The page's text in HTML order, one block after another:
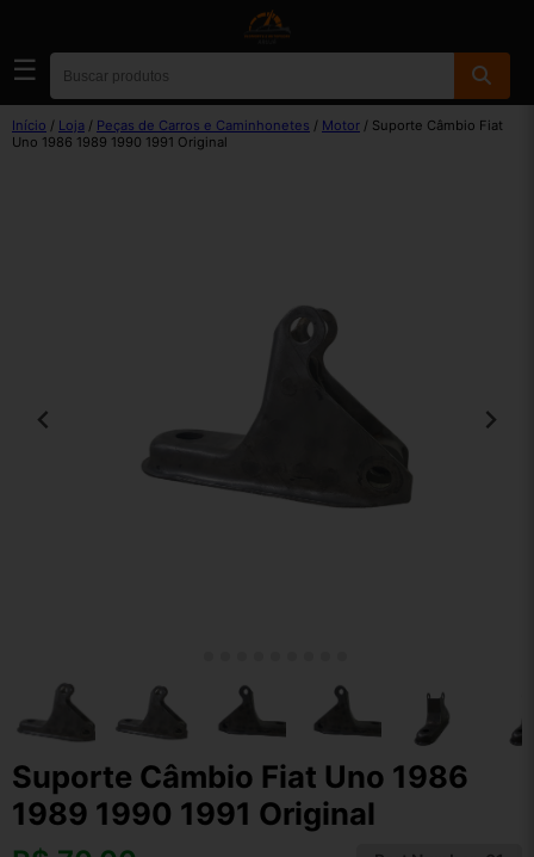
☰
Início / Loja / Peças de Carros e Caminhonetes / Motor / Suporte Câmbio Fiat
Uno 1986 1989 1990 1991 Original
Suporte Câmbio Fiat Uno 1986
1989 1990 1991 Original